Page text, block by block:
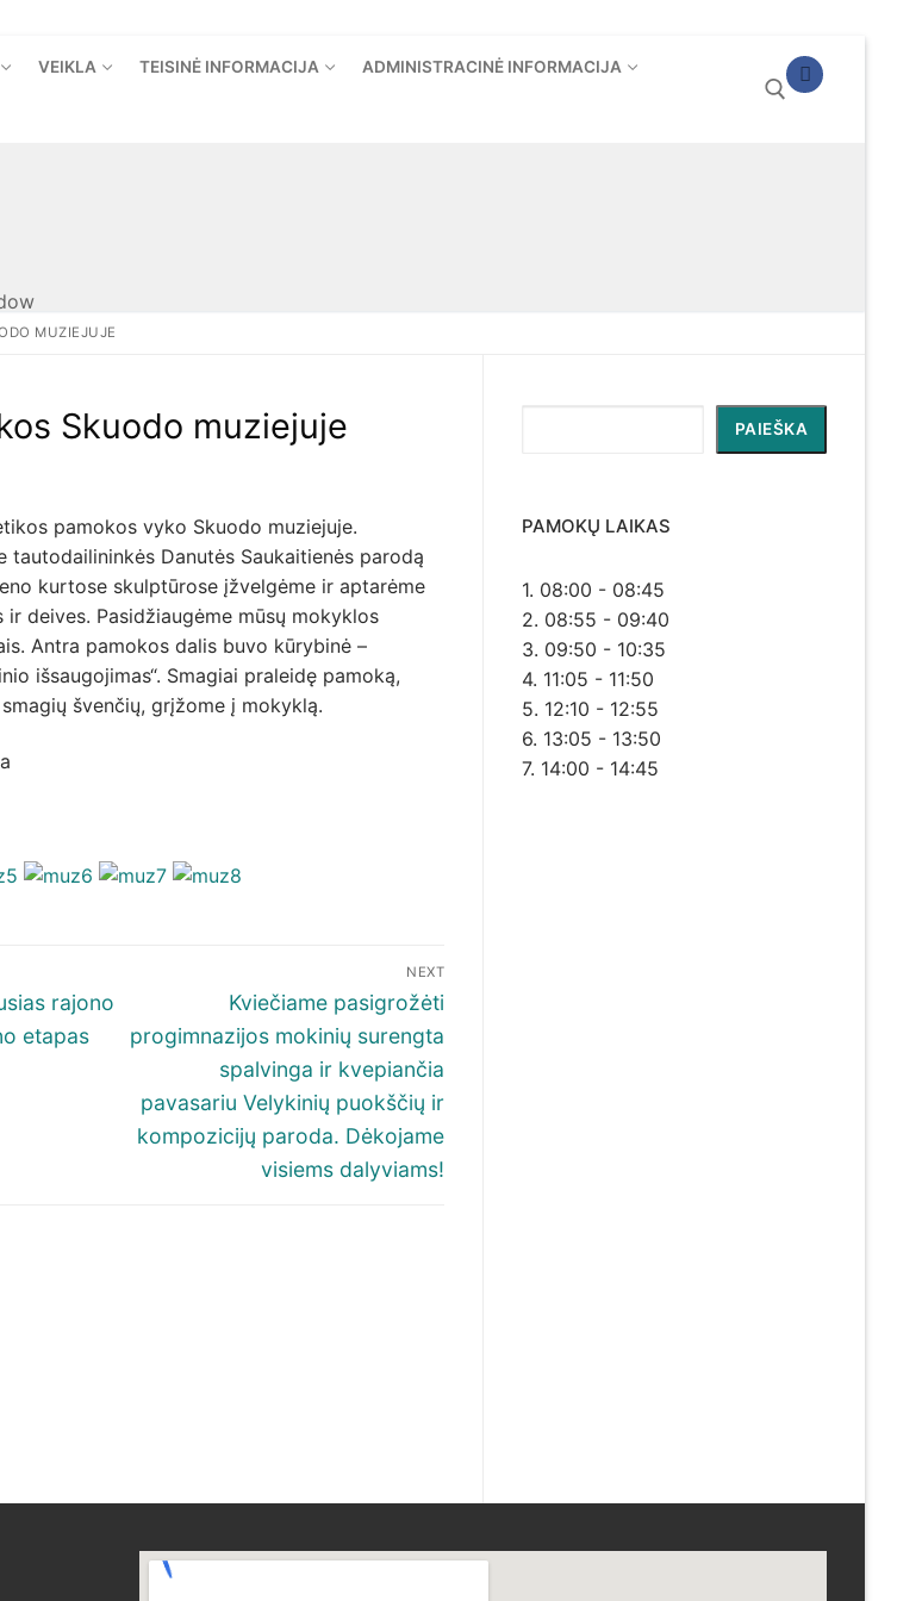
VEIKLA TEISINĖ INFORMACIJA ADMINISTRACINĖ INFORMACIJA
MUZIEJUJE
Skuodo muziejuje
pamokos vyko Skuodo muziejuje.
tautodailininkės Danutės Saukaitienės parodą
kurtose skulptūrose įžvelgėme ir aptarėme
ir deives. Pasidžiaugėme mūsų mokyklos
Antra pamokos dalis buvo kūrybinė –
išsaugojimas“. Smagiai praleidę pamoką,
švenčių, grįžome į mokyklą.
rajono
etapas
NEXT
Next
post:
Kviečiame pasigrožėti
progimnazijos mokinių surengta
spalvinga ir kvepiančia
pavasariu Velykinių puokščių ir
kompozicijų paroda. Dėkojame
visiems dalyviams!
PAIEŠKA
PAMOKŲ LAIKAS
1. 08:00 - 08:45
2. 08:55 - 09:40
3. 09:50 - 10:35
4. 11:05 - 11:50
5. 12:10 - 12:55
6. 13:05 - 13:50
7. 14:00 - 14:45